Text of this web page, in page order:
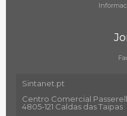
Sintanet.pt
Centro Comercial
4805-121 Caldas das Taipas